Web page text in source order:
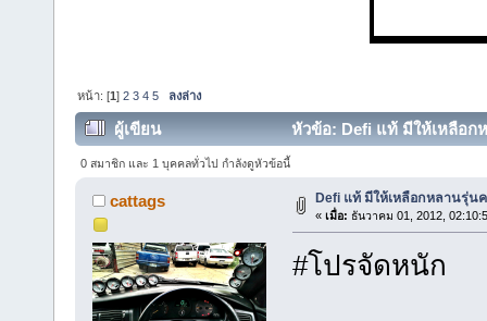
หน้า: [1]2 3 4 5 ลงล่าง
ผู้เขียน หัวข้อ: Defi แท้ มีให้เหลือก
0 สมาชิก และ 1 บุคคลทั่วไป กำลังดูหัวข้อนี้
cattags Defi แท้ มีให้เหลือกหลานรุ่น
« เมื่อ: ธันวาคม 01, 2012,
#โปรจัดหนัก